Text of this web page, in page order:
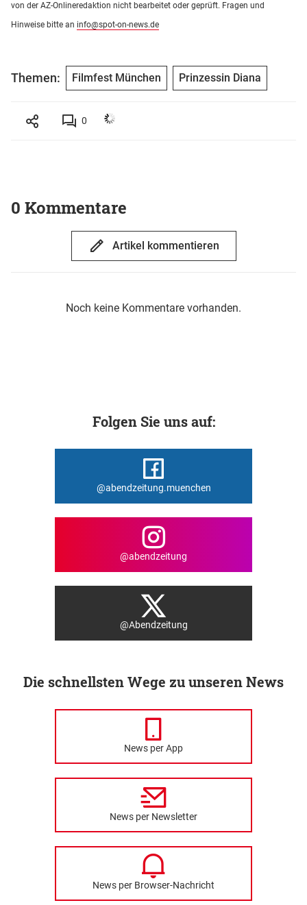
von der AZ-Onlineredaktion nicht bearbeitet oder geprüft. Fragen und
Hinweise bitte an info@spot-on-news.de
Themen: Filmfest München Prinzessin Diana
0
0 Kommentare
Artikel kommentieren
Noch keine Kommentare vorhanden.
Folgen Sie uns auf:
@abendzeitung.muenchen
@abendzeitung
@Abendzeitung
Die schnellsten Wege zu unseren News
News per App
News per Newsletter
News per Browser-Nachricht